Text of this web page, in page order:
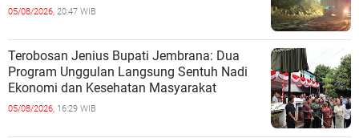
05/08/2026, 20:47 WIB
Terobosan Jenius Bupati Jembrana: Dua
Program Unggulan Langsung Sentuh Nadi
Ekonomi dan Kesehatan Masyarakat
05/08/2026, 16:29 WIB